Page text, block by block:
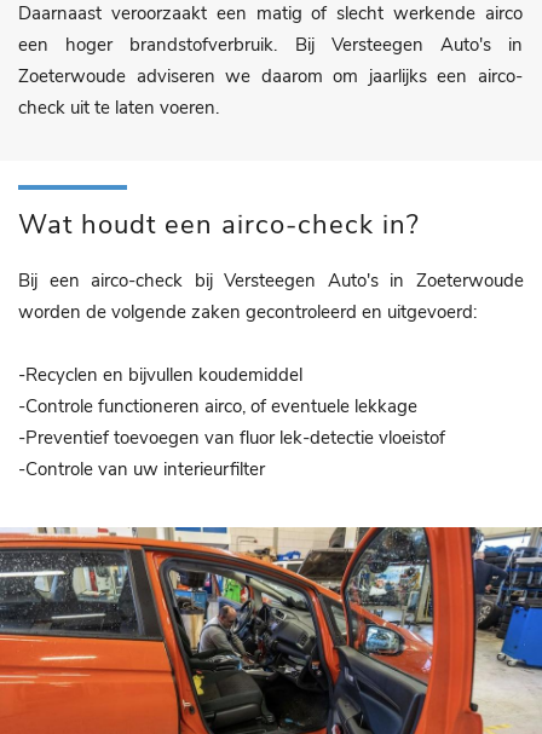
Daarnaast veroorzaakt een matig of slecht werkende airco
een hoger brandstofverbruik. Bij Versteegen Auto's in
Zoeterwoude adviseren we daarom om jaarlijks een airco-
check uit te laten voeren.
Wat houdt een airco-check in?
Bij een airco-check bij Versteegen Auto's in Zoeterwoude
worden de volgende zaken gecontroleerd en uitgevoerd:
-Recyclen en bijvullen koudemiddel
-Controle functioneren airco, of eventuele lekkage
-Preventief toevoegen van fluor lek-detectie vloeistof
-Controle van uw interieurfilter